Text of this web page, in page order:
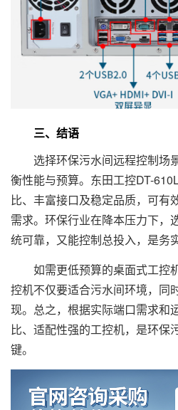
三、结语
选择环保污水间远程控制场
衡性能与预算。东田工控DT-
比、丰富接口及稳定品质，可有
需求。环保行业在降本压力下，
统可靠，又能控制总投入，是务
如需更低预算的桌面式工控
控机不仅要适合污水间环境，同
现。总之，根据实际端口需求和
比、适配性强的工控机，是环保
键。